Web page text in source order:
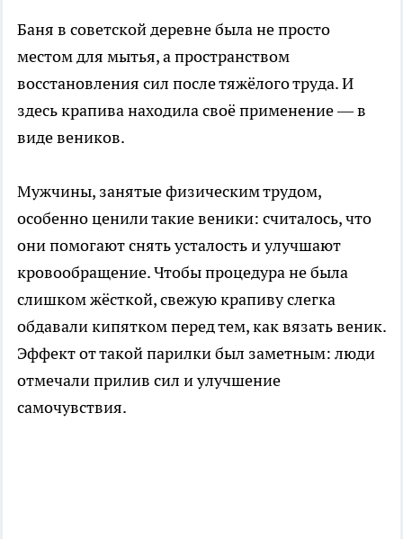
Баня в советской деревне была не просто
местом для мытья, а пространством
восстановления сил после тяжёлого труда. И
здесь крапива находила своё применение — в
виде веников.
Мужчины, занятые физическим трудом,
особенно ценили такие веники: считалось, что
они помогают снять усталость и улучшают
кровообращение. Чтобы процедура не была
слишком жёсткой, свежую крапиву слегка
обдавали кипятком перед тем, как вязать веник.
Эффект от такой парилки был заметным: люди
отмечали прилив сил и улучшение
самочувствия.